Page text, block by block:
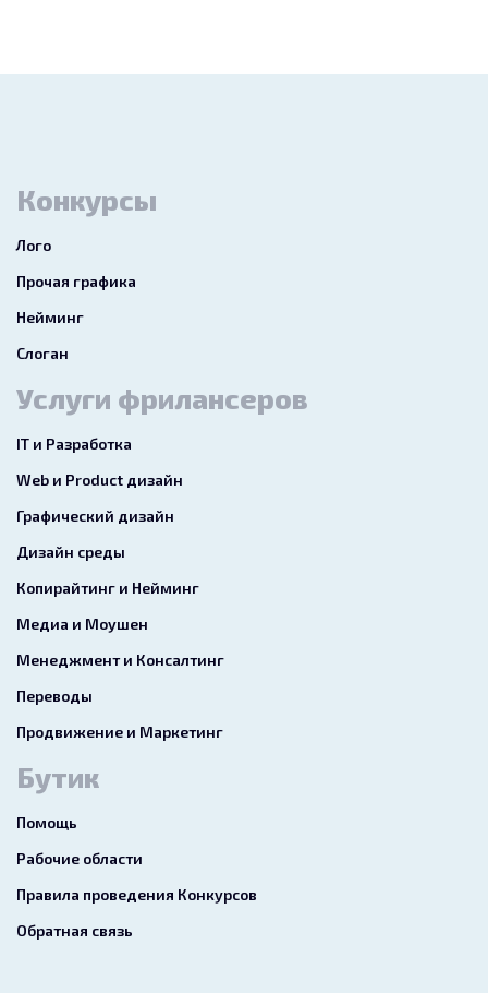
Конкурсы
Лого
Прочая графика
Нейминг
Слоган
Услуги фрилансеров
IT и Разработка
Web и Product дизайн
Графический дизайн
Дизайн среды
Копирайтинг и Нейминг
Медиа и Моушен
Менеджмент и Консалтинг
Переводы
Продвижение и Маркетинг
Бутик
Помощь
Рабочие области
Правила проведения Конкурсов
Обратная связь